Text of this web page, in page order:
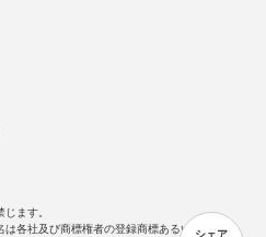
シェア
ます。
各社及び商標権者の登録商標あるいは商標で